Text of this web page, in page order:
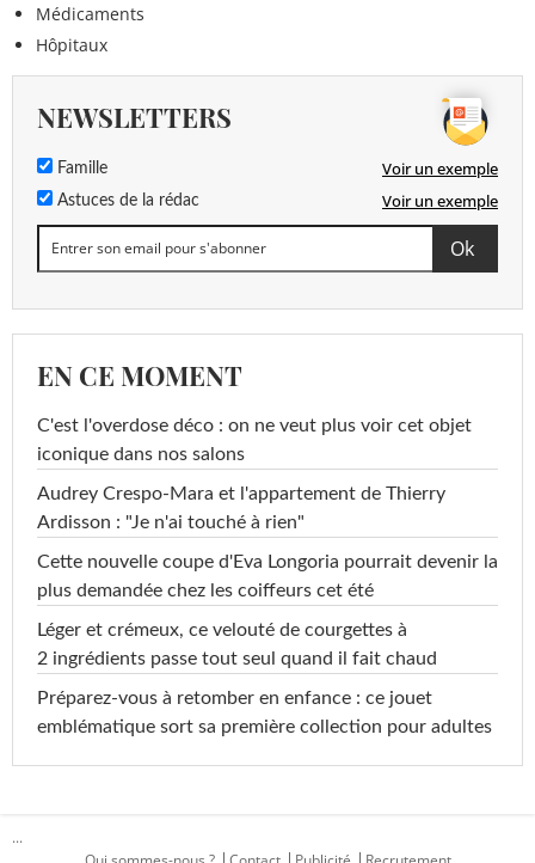
Médicaments
Hôpitaux
NEWSLETTERS
Famille Voir un exemple
Astuces de la rédac Voir un exemple
EN CE MOMENT
C'est l'overdose déco : on ne veut plus voir cet objet
iconique dans nos salons
Audrey Crespo-Mara et l'appartement de Thierry
Ardisson : "Je n'ai touché à rien"
Cette nouvelle coupe d'Eva Longoria pourrait devenir la
plus demandée chez les coiffeurs cet été
Léger et crémeux, ce velouté de courgettes à
2 ingrédients passe tout seul quand il fait chaud
Préparez-vous à retomber en enfance : ce jouet
emblématique sort sa première collection pour adultes
...